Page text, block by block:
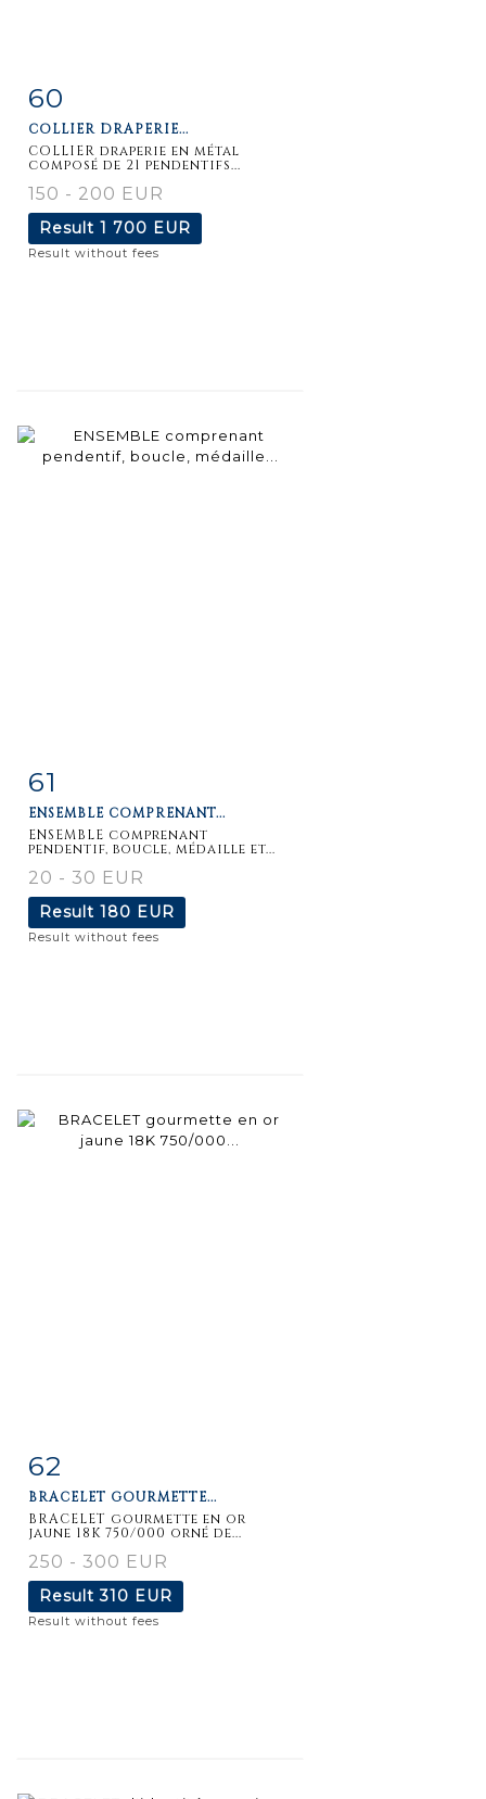
Item detail
60
COLLIER DRAPERIE...
COLLIER draperie en métal
composé de 21 pendentifs...
150 - 200 EUR
Result 1 700 EUR
Result without fees
Item detail
61
ENSEMBLE COMPRENANT...
ENSEMBLE comprenant
pendentif, boucle, médaille et...
20 - 30 EUR
Result 180 EUR
Result without fees
Item detail
62
BRACELET GOURMETTE...
BRACELET gourmette en or
jaune 18K 750/000 orné de...
250 - 300 EUR
Result310 EUR
Result without fees